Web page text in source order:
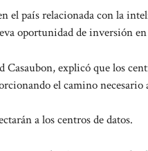
el país relacionada con la
oportunidad de inversión
explicó que los
el camino
a los centros de datos.